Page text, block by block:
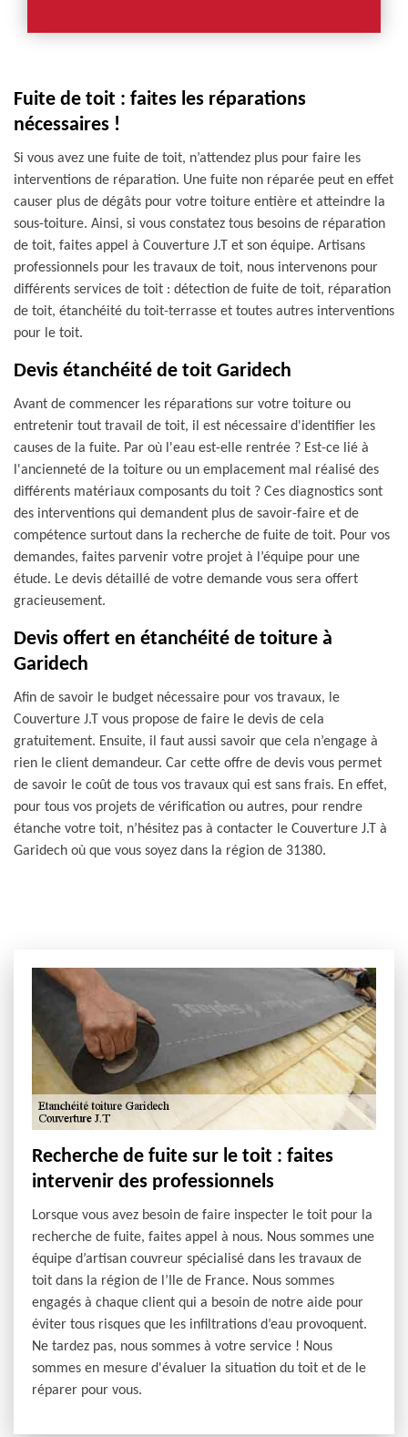
Fuite de toit : faites les réparations
nécessaires !
Si vous avez une fuite de toit, n’attendez plus pour faire les
interventions de réparation. Une fuite non réparée peut en effet
causer plus de dégâts pour votre toiture entière et atteindre la
sous-toiture. Ainsi, si vous constatez tous besoins de réparation
de toit, faites appel à Couverture J.T et son équipe. Artisans
professionnels pour les travaux de toit, nous intervenons pour
différents services de toit : détection de fuite de toit, réparation
de toit, étanchéité du toit-terrasse et toutes autres interventions
pour le toit.
Devis étanchéité de toit Garidech
Avant de commencer les réparations sur votre toiture ou
entretenir tout travail de toit, il est nécessaire d'identifier les
causes de la fuite. Par où l'eau est-elle rentrée ? Est-ce lié à
l'ancienneté de la toiture ou un emplacement mal réalisé des
différents matériaux composants du toit ? Ces diagnostics sont
des interventions qui demandent plus de savoir-faire et de
compétence surtout dans la recherche de fuite de toit. Pour vos
demandes, faites parvenir votre projet à l’équipe pour une
étude. Le devis détaillé de votre demande vous sera offert
gracieusement.
Devis offert en étanchéité de toiture à
Garidech
Afin de savoir le budget nécessaire pour vos travaux, le
Couverture J.T vous propose de faire le devis de cela
gratuitement. Ensuite, il faut aussi savoir que cela n’engage à
rien le client demandeur. Car cette offre de devis vous permet
de savoir le coût de tous vos travaux qui est sans frais. En effet,
pour tous vos projets de vérification ou autres, pour rendre
étanche votre toit, n’hésitez pas à contacter le Couverture J.T à
Garidech où que vous soyez dans la région de 31380.
Recherche de fuite sur le toit : faites
intervenir des professionnels
Lorsque vous avez besoin de faire inspecter le toit pour la
recherche de fuite, faites appel à nous. Nous sommes une
équipe d’artisan couvreur spécialisé dans les travaux de
toit dans la région de l’Ile de France. Nous sommes
engagés à chaque client qui a besoin de notre aide pour
éviter tous risques que les infiltrations d’eau provoquent.
Ne tardez pas, nous sommes à votre service ! Nous
sommes en mesure d'évaluer la situation du toit et de le
réparer pour vous.